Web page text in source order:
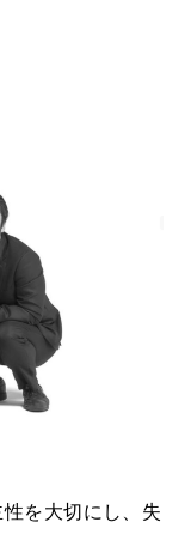
を大切にし、失